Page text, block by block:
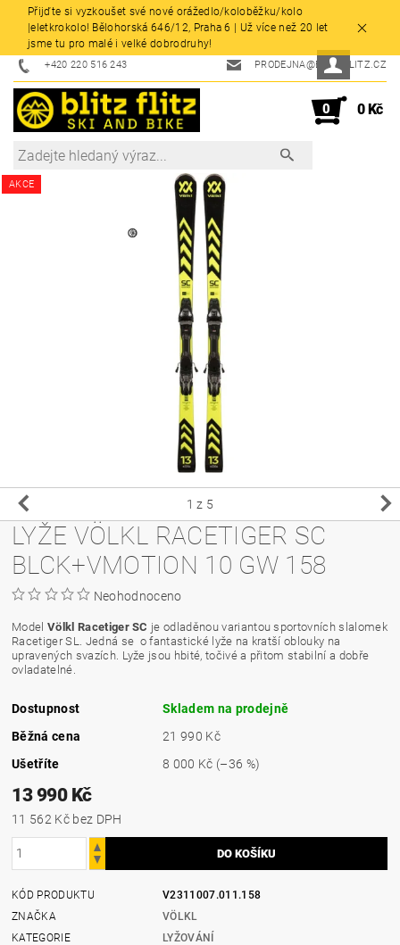
Přijďte si vyzkoušet své nové orážedlo/koloběžku/kolo
|eletkrokolo! Bělohorská 646/12, Praha 6 | Už více než 20 let
jsme tu pro malé i velké dobrodruhy!
+420 220 516 243 PRODEJNA@BLITZFLITZ.CZ
0 0 Kč
AKCE
1 z 5
LYŽE VÖLKL RACETIGER SC
BLCK+VMOTION 10 GW 158
Neohodnoceno
ModelVölkl Racetiger SC je odladěnou variantou sportovních slalomek
Racetiger SL. Jedná se o fantastické lyže na kratší oblouky na
upravených svazích. Lyže jsou hbité, točivé a přitom stabilní a dobře
ovladatelné.
Dostupnost
Skladem na prodejně
Běžná cena
21 990 Kč
Ušetříte
8 000 Kč (–36 %)
13 990 Kč
11 562 Kč bez DPH
KÓD PRODUKTU
V2311007.011.158
ZNAČKA
VÖLKL
KATEGORIE
LYŽOVÁNÍ